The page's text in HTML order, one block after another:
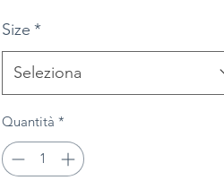
Size *
Seleziona
Quantità *